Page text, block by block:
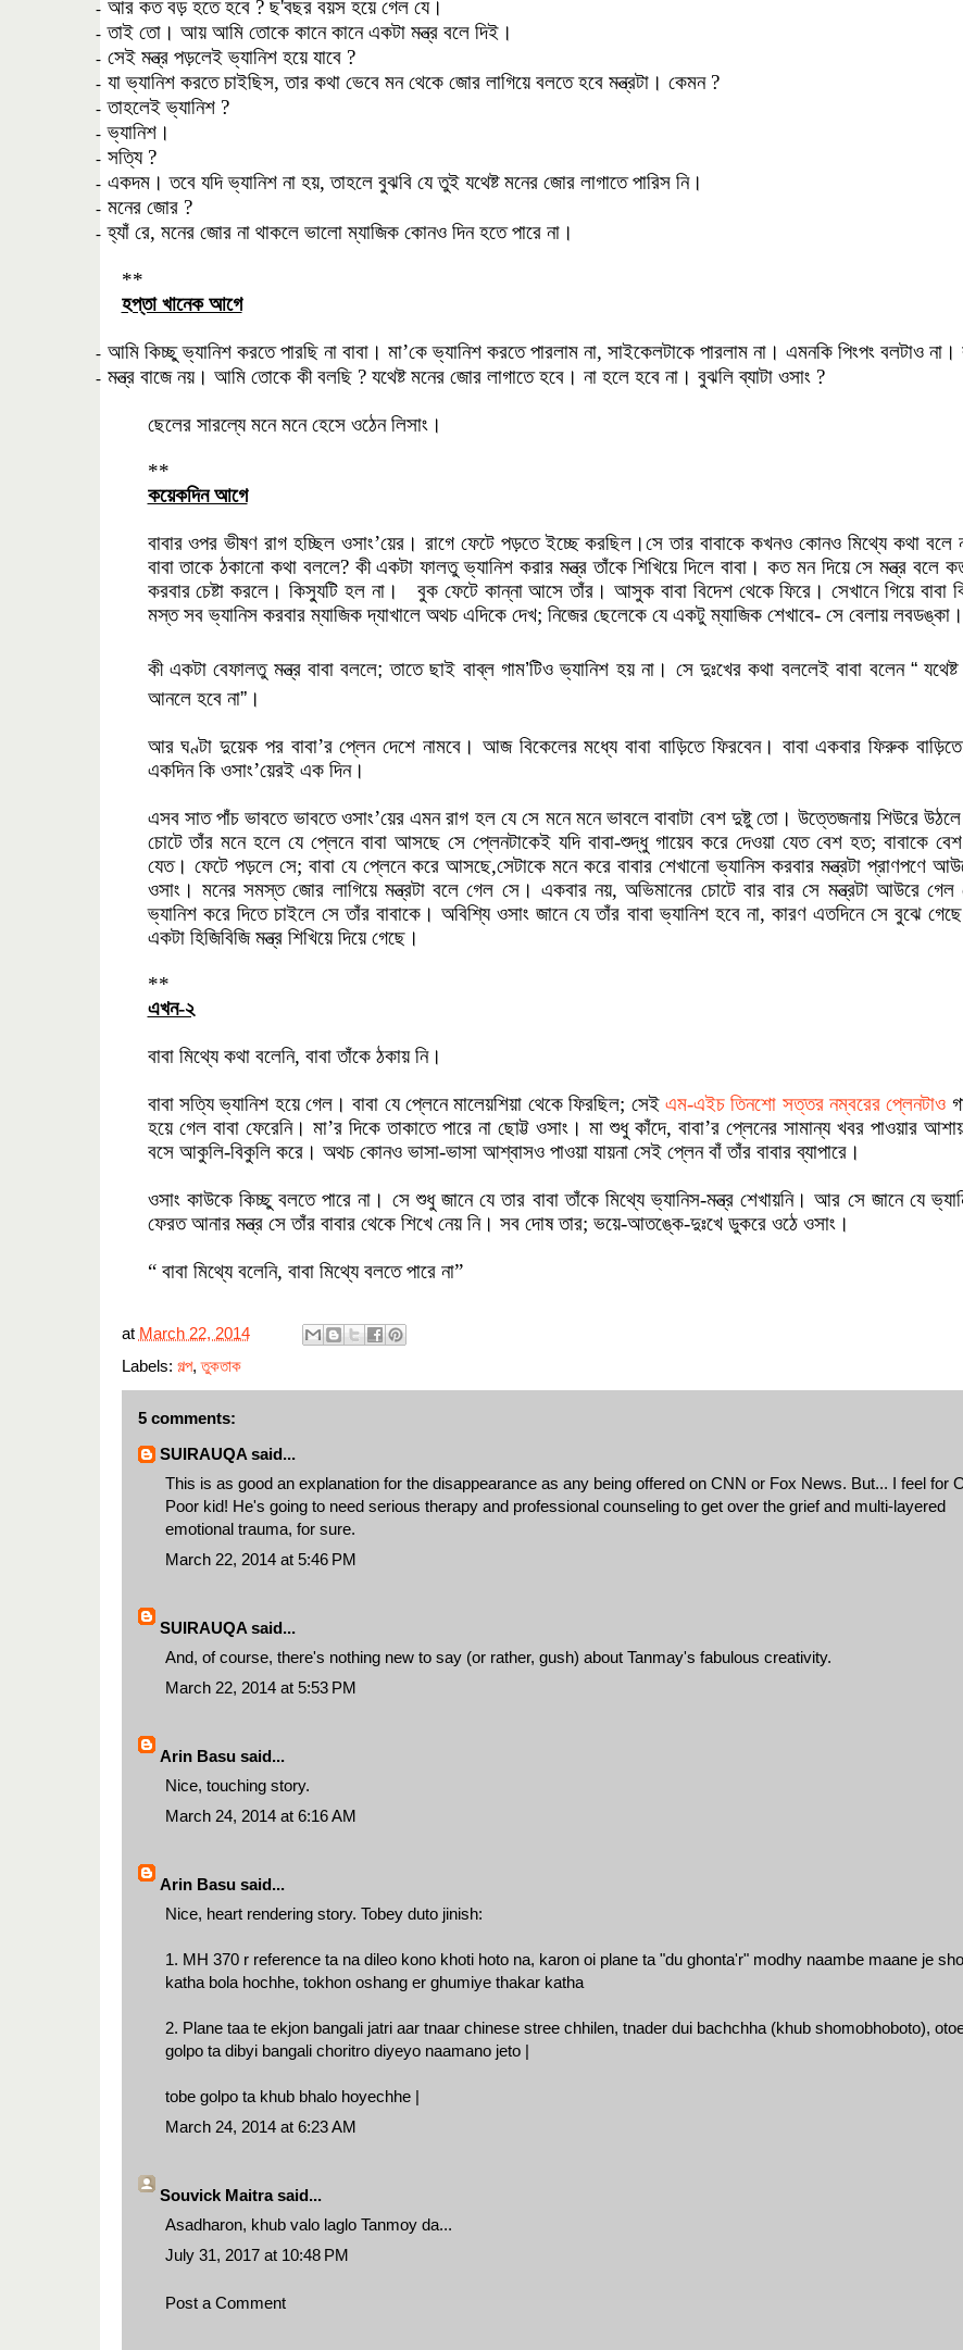
- আর কত বড় হতে হবে ? ছ'বছর বয়স হয়ে গেল যে।
- তাই তো। আয় আমি তোকে কানে কানে একটা মন্ত্র বলে দিই।
- সেই মন্ত্র পড়লেই ভ্যানিশ হয়ে যাবে ?
- যা ভ্যানিশ করতে চাইছিস, তার কথা ভেবে মন থেকে জোর লাগিয়ে বলতে হবে মন্ত্রটা। কেমন ?
- তাহলেই ভ্যানিশ ?
- ভ্যানিশ।
- সত্যি ?
- একদম। তবে যদি ভ্যানিশ না হয়, তাহলে বুঝবি যে তুই যথেষ্ট মনের জোর লাগাতে পারিস নি।
- মনের জোর ?
- হ্যাঁ রে, মনের জোর না থাকলে ভালো ম্যাজিক কোনও দিন হতে পারে না।
**
হপ্তা খানেক আগে
- আমি কিচ্ছু ভ্যানিশ করতে পারছি না বাবা। মা’কে ভ্যানিশ করতে পারলাম না, সাইকেলটাকে পারলাম না। এমনকি পিংপং বলটাও না।
- মন্ত্র বাজে নয়। আমি তোকে কী বলছি ? যথেষ্ট মনের জোর লাগাতে হবে। না হলে হবে না। বুঝলি ব্যাটা ওসাং ?
ছেলের সারল্যে মনে মনে হেসে ওঠেন লিসাং।
**
কয়েকদিন আগে
বাবার ওপর ভীষণ রাগ হচ্ছিল ওসাং’য়ের। রাগে ফেটে পড়তে ইচ্ছে করছিল।সে তার বাবাকে কখনও কোনও মিথ্যে কথা
বাবা তাকে ঠকানো কথা বললে? কী একটা ফালতু ভ্যানিশ করার মন্ত্র তাঁকে শিখিয়ে দিলে বাবা। কত মন দিয়ে সে মন্ত্র বলে
করবার চেষ্টা করলে। কিস্যুটি হল না। বুক ফেটে কান্না আসে তাঁর। আসুক বাবা বিদেশ থেকে ফিরে। সেখানে গিয়ে বাবা
মস্ত সব ভ্যানিস করবার ম্যাজিক দ্যাখালে অথচ এদিকে দেখ; নিজের ছেলেকে যে একটু ম্যাজিক শেখাবে- সে বেলায় লবডঙ্কা।
কীএকটা বেফালতু মন্ত্র বাবা বললে; তাতে ছাই বাব্‌ল গাম’টিও ভ্যানিশ হয় না। সে দুঃখের কথা বললেই বাবা বলেন “
আনলে হবে না”।
আর ঘণ্টা দুয়েক পর বাবা’র প্লেন দেশে নামবে। আজ বিকেলের মধ্যে বাবা বাড়িতে ফিরবেন। বাবা একবার ফিরুক
একদিন কি ওসাং’য়েরই এক দিন।
এসব সাত পাঁচ ভাবতে ভাবতে ওসাং’য়ের এমন রাগ হল যে সে মনে মনে ভাবলে বাবাটা বেশ দুষ্টু তো। উত্তেজনায় শিউরে
চোটে তাঁর মনে হলে যে প্লেনে বাবা আসছে সে প্লেনটাকেই যদি বাবা-শুদ্ধু গায়েব করে দেওয়া যেত বেশ হত; বাবাকে
যেত। ফেটে পড়লে সে; বাবা যে প্লেনে করে আসছে,সেটাকে মনে করে বাবার শেখানো ভ্যানিস করবার মন্ত্রটা প্রাণপণে
ওসাং। মনের সমস্ত জোর লাগিয়ে মন্ত্রটা বলে গেল সে। একবার নয়, অভিমানের চোটে বার বার সে মন্ত্রটা আউরে গেল
ভ্যানিশ করে দিতে চাইলে সে তাঁর বাবাকে। অবিশ্যি ওসাং জানে যে তাঁর বাবা ভ্যানিশ হবে না, কারণ এতদিনে সে বুঝে
একটা হিজিবিজি মন্ত্র শিখিয়ে দিয়ে গেছে।
**
এখন-২
বাবা মিথ্যে কথা বলেনি, বাবা তাঁকে ঠকায় নি।
বাবা সত্যি ভ্যানিশ হয়ে গেল। বাবা যে প্লেনে মালেয়শিয়া থেকে ফিরছিল; সেই এম-এইচ তিনশো সত্তর নম্বরের প্লেনটাও
হয়ে গেল বাবা ফেরেনি। মা’র দিকে তাকাতে পারে না ছোট্ট ওসাং। মা শুধু কাঁদে, বাবা’র প্লেনের সামান্য খবর পাওয়ার
বসে আকুলি-বিকুলি করে। অথচ কোনও ভাসা-ভাসা আশ্বাসও পাওয়া যায়না সেই প্লেন বাঁ তাঁর বাবার ব্যাপারে।
ওসাং কাউকে কিচ্ছু বলতে পারে না। সে শুধু জানে যে তার বাবা তাঁকে মিথ্যে ভ্যানিস-মন্ত্র শেখায়নি। আর সে জানে যে
ফেরত আনার মন্ত্র সে তাঁর বাবার থেকে শিখে নেয় নি। সব দোষ তার; ভয়ে-আতঙ্কে-দুঃখে ডুকরে ওঠে ওসাং।
“ বাবা মিথ্যে বলেনি, বাবা মিথ্যে বলতে পারে না”
at March 22, 2014
Labels: গল্প,তুকতাক
5 comments:
SUIRAUQAsaid...
This is as good an explanation for the disappearance as any being offered on CNN or Fox News. But... I feel for
Poor kid! He's going to need serious therapy and professional counseling to get over the grief and multi-layered
emotional trauma, for sure.
March 22, 2014 at 5:46 PM
SUIRAUQAsaid...
And, of course, there's nothing new to say (or rather, gush) about Tanmay's fabulous creativity.
March 22, 2014 at 5:53 PM
Arin Basusaid...
Nice, touching story.
March 24, 2014 at 6:16 AM
Arin Basusaid...
Nice, heart rendering story. Tobey duto jinish:
1. MH 370 r reference ta na dileo kono khoti hoto na, karon oi plane ta "du ghonta'r" modhy naambe maane je
katha bola hochhe, tokhon oshang er ghumiye thakar katha
2. Plane taa te ekjon bangali jatri aar tnaar chinese stree chhilen, tnader dui bachchha (khub shomobhoboto),
golpo ta dibyi bangali choritro diyeyo naamano jeto |
tobe golpo ta khub bhalo hoyechhe |
March 24, 2014 at 6:23 AM
Souvick Maitra said...
Asadharon, khub valo laglo Tanmoy da...
July 31, 2017 at 10:48 PM
Post a Comment